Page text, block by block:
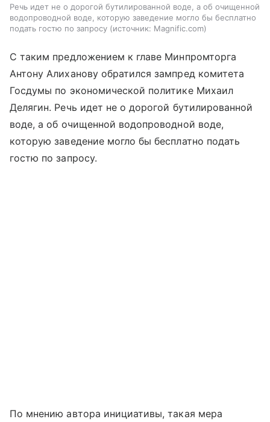
Речь идет не о дорогой бутилированной воде, а об очищенной
водопроводной воде, которую заведение могло бы бесплатно
подать гостю по запросу
источник: Magnific.com
С таким предложением к главе Минпромторга
Антону Алиханову обратился зампред комитета
Госдумы по экономической политике Михаил
Делягин. Речь идет не о дорогой бутилированной
воде, а об очищенной водопроводной воде,
которую заведение могло бы бесплатно подать
гостю по запросу.
По мнению автора инициативы, такая мера